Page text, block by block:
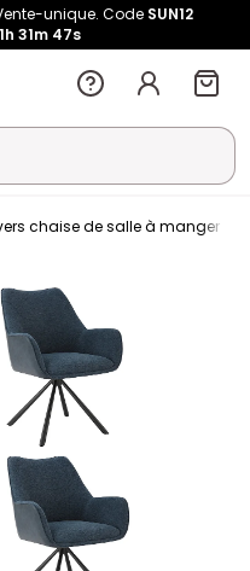
unique. Code SUN12
31m 47s
chaise de salle à manger